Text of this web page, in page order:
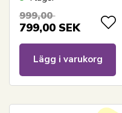
999,00
799,00 SEK
Lägg i varukorg